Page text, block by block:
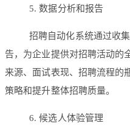
5. 数据分析和报告
招聘自动化系统通过收
告，为企业提供对招聘活动的
来源、面试表现、招聘流程的
策略和提升整体招聘质量。
6. 候选人体验管理